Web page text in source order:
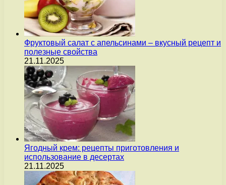
Фруктовый салат с апельсинами – вкусный рецепт и
полезные свойства
21.11.2025
Ягодный крем: рецепты приготовления и
использование в десертах
21.11.2025